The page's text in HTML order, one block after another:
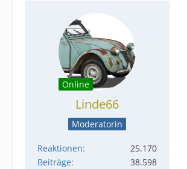
Online
Linde66
Moderatorin
Reaktionen
25.170
Beiträge
38.598